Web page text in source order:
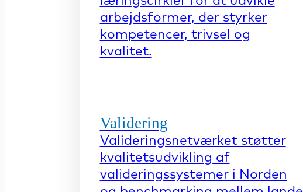
arbejdsformer, der styrker
kompetencer, trivsel og
kvalitet.
Validering
Valideringsnetværket støtter
kvalitetsudvikling af
valideringssystemer i Norden